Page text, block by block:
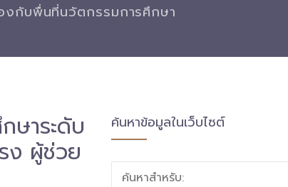
งกับพื่นที่นวัตกรรมการศึกษา
ษาระดับ
ง ผู้ช่วย
ค้นหาข้อมูลในเว็บไซต์
ค้นหาสำหรับ: